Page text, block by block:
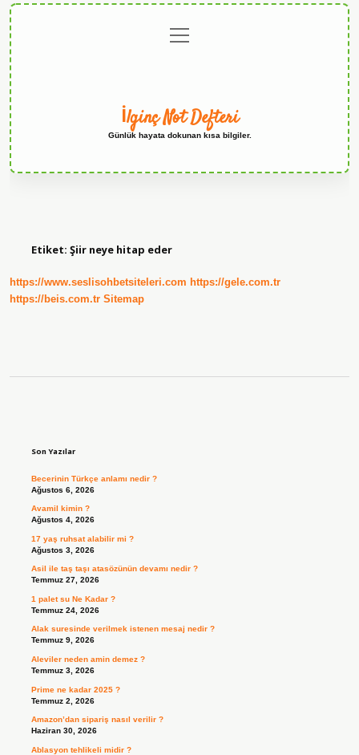
menüyü
aç
İlginç Not Defteri
Günlük hayata dokunan kısa bilgiler.
Etiket: Şiir neye hitap eder
https://www.seslisohbetsiteleri.com https://gele.com.tr
https://beis.com.tr Sitemap
Son Yazılar
Becerinin Türkçe anlamı nedir ?
Ağustos 6, 2026
Avamil kimin ?
Ağustos 4, 2026
17 yaş ruhsat alabilir mi ?
Ağustos 3, 2026
Asil ile taş taşı atasözünün devamı nedir ?
Temmuz 27, 2026
1 palet su Ne Kadar ?
Temmuz 24, 2026
Alak suresinde verilmek istenen mesaj nedir ?
Temmuz 9, 2026
Aleviler neden amin demez ?
Temmuz 3, 2026
Prime ne kadar 2025 ?
Temmuz 2, 2026
Amazon’dan sipariş nasıl verilir ?
Haziran 30, 2026
Ablasyon tehlikeli midir ?